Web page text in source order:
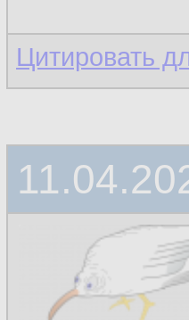
Цитировать